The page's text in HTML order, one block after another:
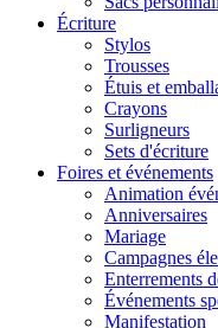
Écriture
Stylos
Trousses
Étuis et
Crayons
Surligneurs
Sets d'écriture
Foires et événements
Animation
Anniversaires
Mariage
Campagnes
Enterrements
Événements
Manifestation